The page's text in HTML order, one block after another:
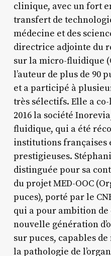
clinique, avec un fort
transfert de
médecine et des
directrice adjointe du
sur la micro-fluidique
l’auteur de plus de 90
et a participé à
très sélectifs. Elle a
2016 la société
fluidique, qui a été
institutions françaises
prestigieuses.
distinguée pour sa
du projet MED-OOC
puces), porté par le
qui a pour ambition
nouvelle génération
sur puces, capables
la pathologie de